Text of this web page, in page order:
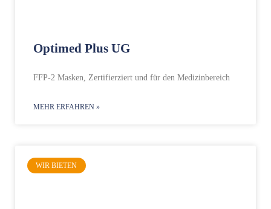
Optimed Plus UG
FFP-2 Masken, Zertifierziert und für den Medizinbereich
MEHR ERFAHREN »
WIR BIETEN